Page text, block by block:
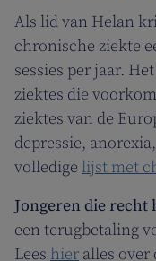
Als lid van Helan
chronische ziekte
sessies per jaar.
ziektes die
ziektes van de
depressie,
volledige lijst met
Jongeren die recht
een terugbetaling
Lees hier alles over